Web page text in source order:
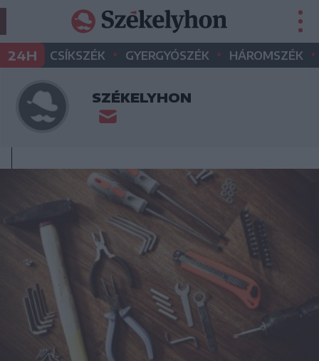
24H CSÍKSZÉK • GYERGYÓSZÉK • HÁROMSZÉK •
SZÉKELYHON